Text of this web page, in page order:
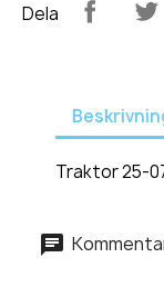
Dela
Traktor 25-